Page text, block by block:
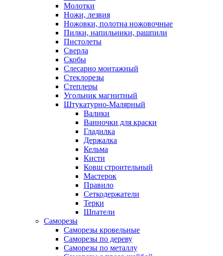
Молотки
Ножи, лезвия
Ножовки, полотна ножовочные
Пилки, напильники, рашпили
Пистолеты
Сверла
Скобы
Слесарно монтажный
Стеклорезы
Степлеры
Угольник магнитный
Штукатурно-Малярный
Валики
Ванночки для краски
Гладилка
Держалка
Кельма
Кисти
Ковш строительный
Мастерок
Правило
Сеткодержатели
Терки
Шпатели
Саморезы
Саморезы кровельные
Саморезы по дереву
Саморезы по металлу